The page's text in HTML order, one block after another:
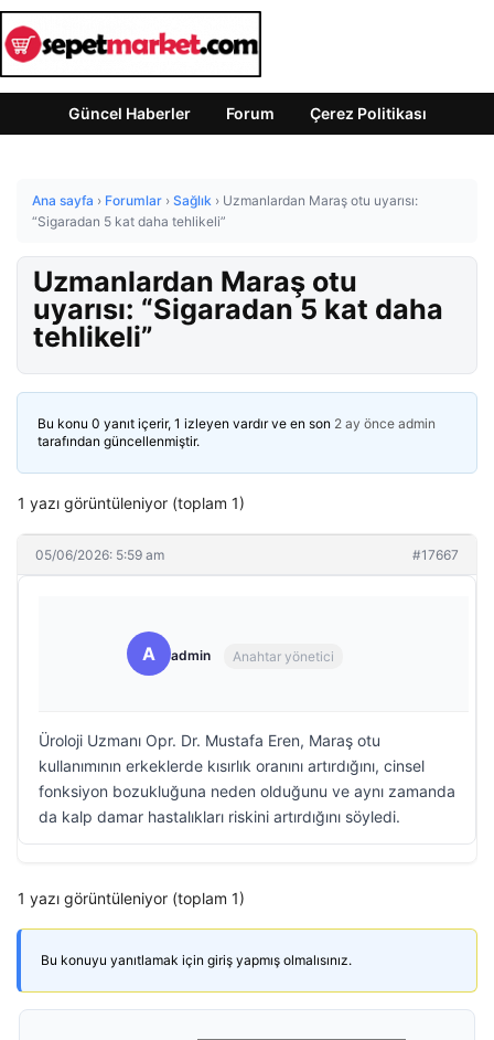
Güncel Haberler Forum Çerez Politikası
Ana sayfa › Forumlar › Sağlık › Uzmanlardan Maraş otu uyarısı:
“Sigaradan 5 kat daha tehlikeli”
Uzmanlardan Maraş otu
uyarısı: “Sigaradan 5 kat daha
tehlikeli”
Bu konu 0 yanıt içerir, 1 izleyen vardır ve en son 2 ay önce admin
tarafından güncellenmiştir.
1 yazı görüntüleniyor (toplam 1)
05/06/2026: 5:59 am #17667
A admin Anahtar yönetici
Üroloji Uzmanı Opr. Dr. Mustafa Eren, Maraş otu
kullanımının erkeklerde kısırlık oranını artırdığını, cinsel
fonksiyon bozukluğuna neden olduğunu ve aynı zamanda
da kalp damar hastalıkları riskini artırdığını söyledi.
1 yazı görüntüleniyor (toplam 1)
Bu konuyu yanıtlamak için giriş yapmış olmalısınız.